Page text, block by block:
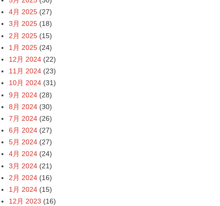
4月 2025 (27)
3月 2025 (18)
2月 2025 (15)
1月 2025 (24)
12月 2024 (22)
11月 2024 (23)
10月 2024 (31)
9月 2024 (28)
8月 2024 (30)
7月 2024 (26)
6月 2024 (27)
5月 2024 (27)
4月 2024 (24)
3月 2024 (21)
2月 2024 (16)
1月 2024 (15)
12月 2023 (16)